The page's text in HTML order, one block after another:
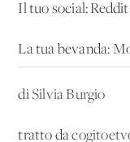
Il tuo social: Reddit
La tua bevanda:
diSilvia Burgio
tratto da